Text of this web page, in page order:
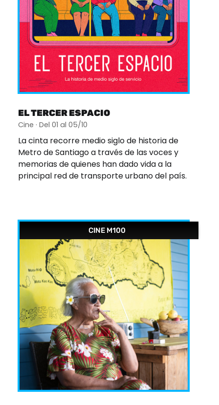
EL TERCER ESPACIO
Cine · Del 01 al 05/10
La cinta recorre medio siglo de historia de
Metro de Santiago a través de las voces y
memorias de quienes han dado vida a la
principal red de transporte urbano del país.
CINE M100